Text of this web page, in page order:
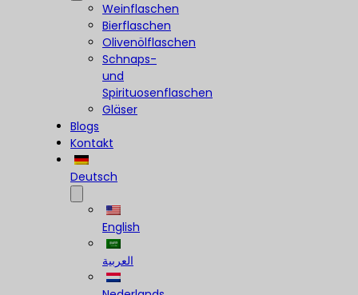
Weinflaschen
Bierflaschen
Olivenölflaschen
Schnaps-
und
Spirituosenflaschen
Gläser
Blogs
Kontakt
Deutsch
English
العربية